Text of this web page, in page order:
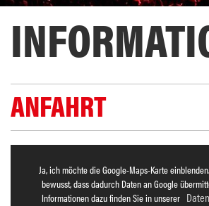
ANFAHRT
Ja, ich möchte die Google-Maps-Karte
bewusst, dass dadurch Daten an Google
Informationen dazu finden Sie in unserer